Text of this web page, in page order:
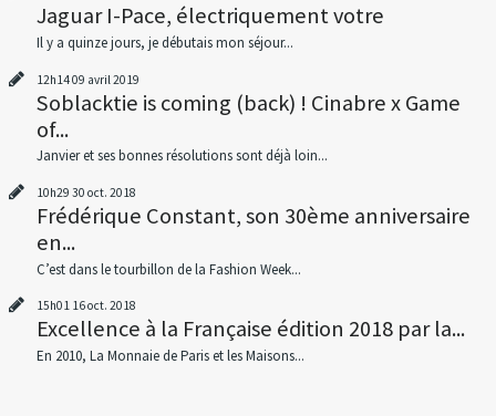
Jaguar I-Pace, électriquement votre
Il y a quinze jours, je débutais mon séjour...
12h1409 avril 2019
Soblacktie is coming (back) ! Cinabre x Game
of...
Janvier et ses bonnes résolutions sont déjà loin...
10h29 30 oct. 2018
Frédérique Constant, son 30ème anniversaire
en...
C’est dans le tourbillon de la Fashion Week...
15h01 16oct. 2018
Excellence à la Française édition 2018 par la...
En 2010, La Monnaie de Paris et les Maisons...